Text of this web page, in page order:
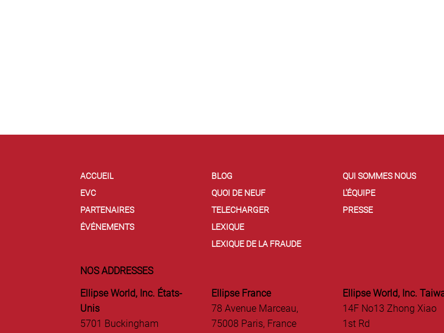
ACCUEIL
EVC
PARTENAIRES
ÉVÉNEMENTS
BLOG
QUOI DE NEUF
TELECHARGER
LEXIQUE
LEXIQUE DE LA FRAUDE
QUI SOMMES NOUS
L'ÉQUIPE
PRESSE
NOS ADDRESSES
Ellipse World, Inc. États-
Unis
5701 Buckingham
Ellipse France
78 Avenue Marceau,
75008 Paris, France
Ellipse World, Inc.
14F No13 Zhong Xiao
1st Rd